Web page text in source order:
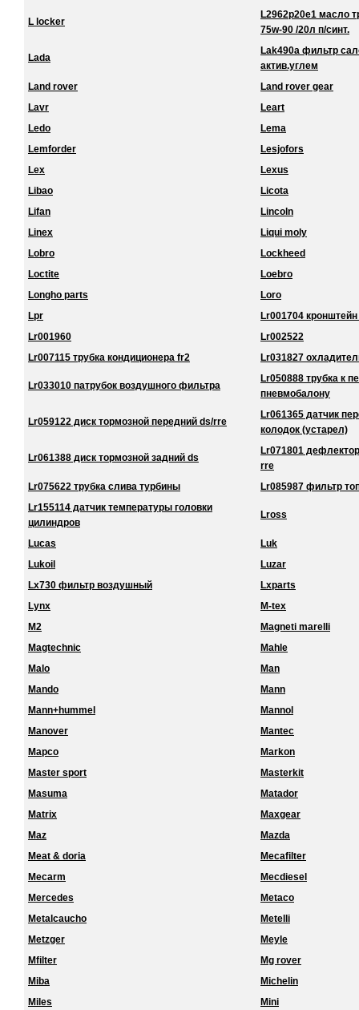
L locker
L2962p20e1 масло
75w-90 /20л п/синт.
Lada
Lak490a фильтр
актив.углем
Land rover
Land rover gear
Lavr
Leart
Ledo
Lema
Lemforder
Lesjofors
Lex
Lexus
Libao
Licota
Lifan
Lincoln
Linex
Liqui moly
Lobro
Lockheed
Loctite
Loebro
Longho parts
Loro
Lpr
Lr001704
Lr001960
Lr002522
Lr007115 трубка кондиционера fr2
Lr031827
Lr033010 патрубок воздушного фильтра
Lr050888 трубка к
пневмобалону
Lr059122 диск тормозной передний ds/rre
Lr061365 датчик
колодок (устарел)
Lr061388 диск тормозной задний ds
Lr071801
rre
Lr075622 трубка слива турбины
Lr085987 фильтр
Lr155114 датчик температуры головки
цилиндров
Lross
Lucas
Luk
Lukoil
Luzar
Lx730 фильтр воздушный
Lxparts
Lynx
M-tex
M2
Magneti marelli
Magtechnic
Mahle
Malo
Man
Mando
Mann
Mann+hummel
Mannol
Manover
Mantec
Mapco
Markon
Master sport
Masterkit
Masuma
Matador
Matrix
Maxgear
Maz
Mazda
Meat & doria
Mecafilter
Mecarm
Mecdiesel
Mercedes
Metaco
Metalcaucho
Metelli
Metzger
Meyle
Mfilter
Mg rover
Miba
Michelin
Miles
Mini